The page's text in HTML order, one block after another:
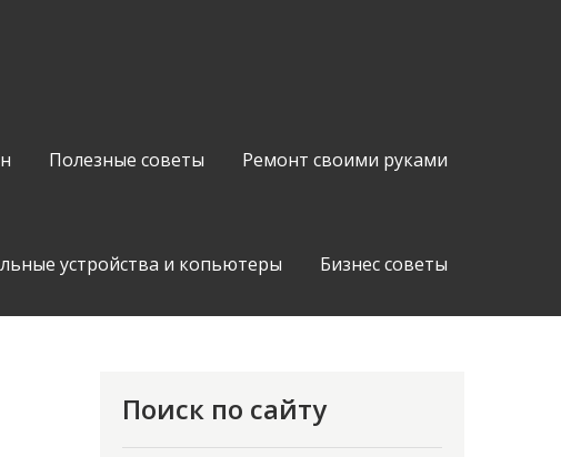
Полезные советы Ремонт своими руками
устройства и копьютеры Бизнес советы
Поиск по сайту